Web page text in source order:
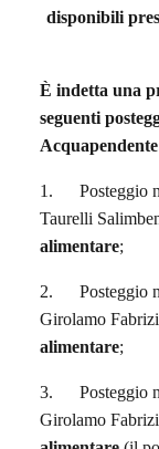
disponibili
È indetta una
seguenti
1. Posteggio n.
Taurelli
alimentare;
2. Posteggio n.
Girolamo
alimentare;
3. Posteggio n.
Girolamo